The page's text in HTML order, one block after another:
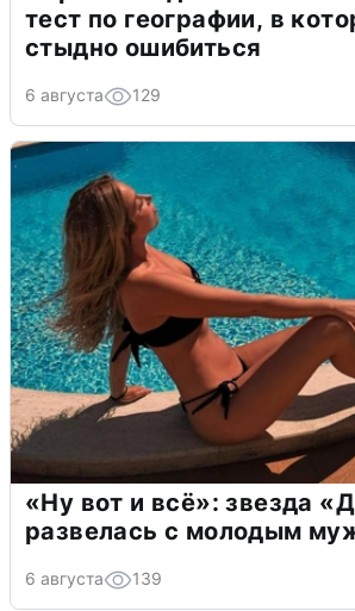
тест по географии, в
стыдно ошибиться
6 августа 129
«Ну вот и всё»: звезда
развелась с молодым
6 августа 139